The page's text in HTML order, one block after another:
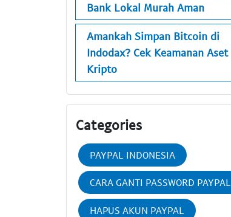
Bank Lokal Murah Aman
Amankah Simpan Bitcoin di
Indodax? Cek Keamanan Aset
Kripto
Categories
PAYPAL INDONESIA
CARA GANTI PASSWORD PAYPAL
HAPUS AKUN PAYPAL